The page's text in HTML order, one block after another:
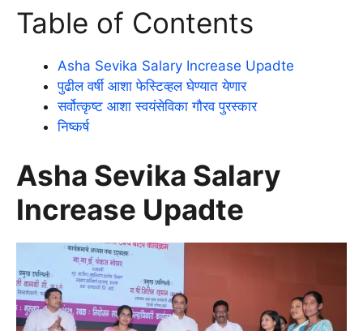
Table of Contents
Asha Sevika Salary Increase Upadte
पुढील वर्षी आशा फेस्टिव्हल घेण्यात येणार
सर्वोत्कृष्ट आशा स्वयंसेविका गौरव पुरस्कार
निष्कर्ष
Asha Sevika Salary
Increase Upadte